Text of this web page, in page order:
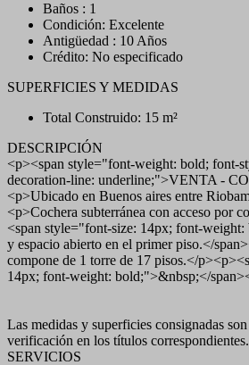
Baños : 1
Condición: Excelente
Antigüedad : 10 Años
Crédito: No especificado
SUPERFICIES Y MEDIDAS
Total Construido: 15 m²
DESCRIPCIÓN
<p><span style="font-weight: bold; font-
decoration-line: underline;">VENTA -
<p>Ubicado en Buenos aires entre
<p>Cochera subterránea con acceso por
<span style="font-size: 14px; font-
y espacio abierto en el primer piso.</
compone de 1 torre de 17 pisos.</
14px; font-weight: bold;">&nbsp;</
Las medidas y superficies consignadas
verificación en los títulos correspondientes.
SERVICIOS